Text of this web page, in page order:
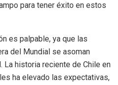
para tener éxito en estos
es palpable, ya que las
del Mundial se asoman
La historia reciente de Chile en
ha elevado las expectativas,